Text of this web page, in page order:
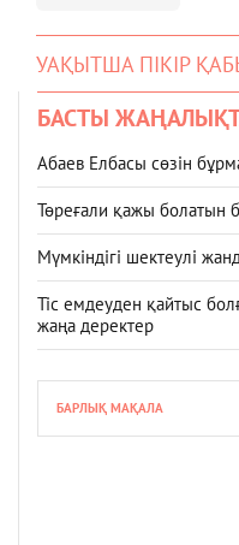
УАҚЫТША ПІКІР
БАСТЫ
Абаев Елбасы сөзін
Төреғали қажы болатын
Мүмкіндігі шектеулі
Тіс емдеуден қайтыс
жаңа деректер
БАРЛЫҚ МАҚАЛА